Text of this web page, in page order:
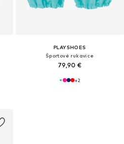
PLAYSHOES
Športové rukavice
79,90 €
+2